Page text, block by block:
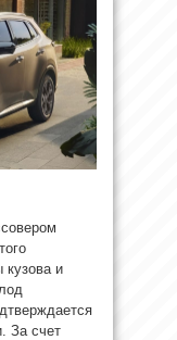
кузова и
За счет